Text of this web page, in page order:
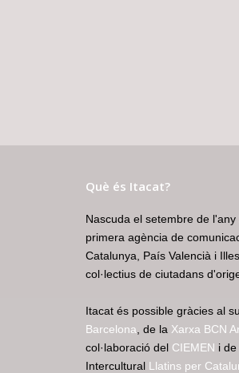
Què és Itacat?
Nascuda el setembre de
primera agència de
Catalunya, País Valencià i
col·lectius de ciutadans
Itacat és possible gràcies al
Barcelona , de la Xarxa BCN
col·laboració del CIEMEN i
Intercultural Llatins per